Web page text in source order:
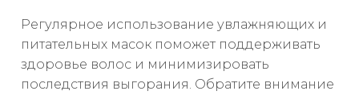
Регулярное использование увлажняющих и
питательных масок поможет поддерживать
здоровье волос и минимизировать
последствия выгорания. Обратите внимание